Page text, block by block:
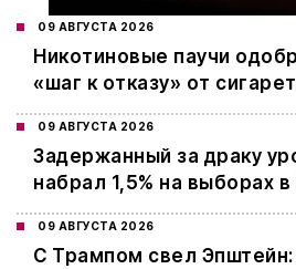
09 АВГУСТА 2026
Никотиновые паучи
«шаг к отказу» от сигарет
09 АВГУСТА 2026
Задержанный за драку
набрал 1,5% на выборах
09 АВГУСТА 2026
С Трампом свел Эпштейн: